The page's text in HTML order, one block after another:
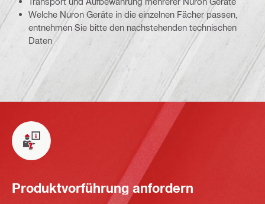
Welche Nuron Geräte in die einzelnen Fächer passen,
entnehmen Sie bitte den nachstehenden technischen
Daten
Produktvorführung anfordern